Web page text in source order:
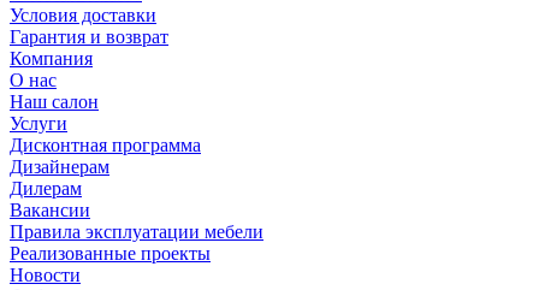
Условия доставки
Гарантия и возврат
Компания
О нас
Наш салон
Услуги
Дисконтная программа
Дизайнерам
Дилерам
Вакансии
Правила эксплуатации мебели
Реализованные проекты
Новости